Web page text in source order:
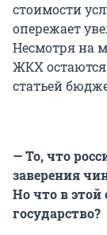
стоимости
опережает
Несмотря на
ЖКХ остаются
статьей
— То, что
заверения
Но что в
государство?